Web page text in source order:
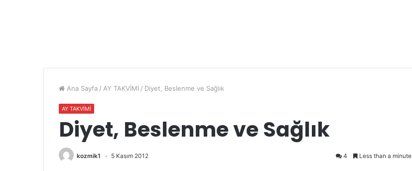
Ana Sayfa / AY TAKVİMİ / Diyet, Beslenme ve Sağlık
AY TAKVİMİ
Diyet, Beslenme ve Sağlık
kozmik1 5 Kasım 2012 4 Less than a minute